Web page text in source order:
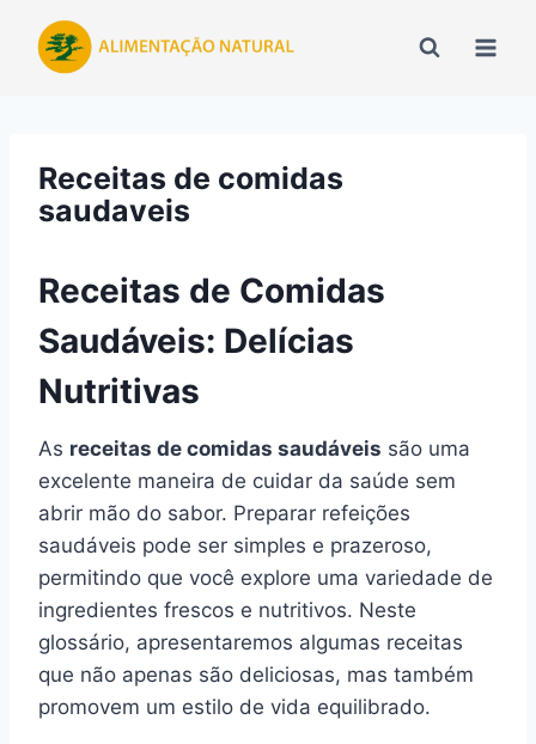
para
Receitas de comidas
saudaveis
Receitas de Comidas
Saudáveis: Delícias
Nutritivas
As receitas de comidas saudáveis são uma
excelente maneira de cuidar da saúde sem
abrir mão do sabor. Preparar refeições
saudáveis pode ser simples e prazeroso,
permitindo que você explore uma variedade de
ingredientes frescos e nutritivos. Neste
glossário, apresentaremos algumas receitas
que não apenas são deliciosas, mas também
promovem um estilo de vida equilibrado.